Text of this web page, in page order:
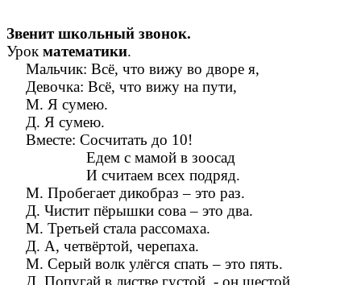
Звенит школьный звонок.
Урок математики.
Мальчик: Всё, что вижу во дворе я,
Девочка: Всё, что вижу на пути,
М. Я сумею.
Д. Я сумею.
Вместе: Сосчитать до 10!
Едем с мамой в зоосад
И считаем всех подряд.
М. Пробегает дикобраз – это раз.
Д. Чистит пёрышки сова – это два.
М. Третьей стала рассомаха.
Д. А, четвёртой, черепаха.
М. Серый волк улёгся спать – это пять.
Д. Попугай в листве густой, - он шестой.